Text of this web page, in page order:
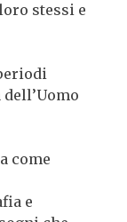
stessi e
come
e